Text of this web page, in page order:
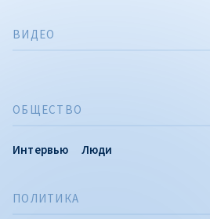
ПОЛИТИКА
ОБЩЕСТВО
Интервью Люди
ВИДЕО
CITEȘTE